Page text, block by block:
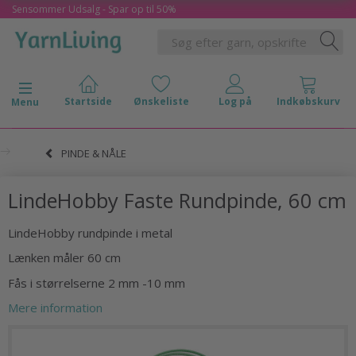
Sensommer Udsalg - Spar op til 50%
Skifte navigation
Menu
PINDE & NÅLE
LindeHobby Faste Rundpinde, 60 cm
LindeHobby rundpinde i metal
Lænken måler 60 cm
Fås i størrelserne 2 mm -10 mm
Mere information